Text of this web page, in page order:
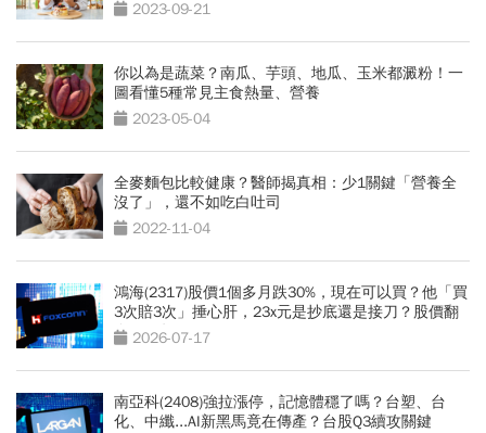
2023-09-21
你以為是蔬菜？南瓜、芋頭、地瓜、玉米都澱粉！一
圖看懂5種常見主食熱量、營養
2023-05-04
全麥麵包比較健康？醫師揭真相：少1關鍵「營養全
沒了」，還不如吃白吐司
2022-11-04
鴻海(2317)股價1個多月跌30%，現在可以買？他「買
3次賠3次」捶心肝，23x元是抄底還是接刀？股價翻
身2關鍵
2026-07-17
南亞科(2408)強拉漲停，記憶體穩了嗎？台塑、台
化、中纖...AI新黑馬竟在傳產？台股Q3續攻關鍵